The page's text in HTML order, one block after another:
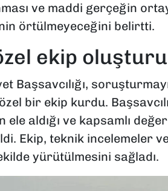
ve maddi gerçeğin
örtülmeyeceğini belirtti.
ekip
Başsavcılığı,
bir ekip kurdu.
ele aldığı ve kapsamlı
Ekip, teknik incelemeler
yürütülmesini sağladı.